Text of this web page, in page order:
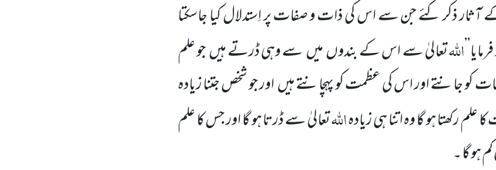
آثار ذکر کئے جن سے اسکی ذات و صفات پر اِستدلال کیا جاسکتا
اللہتعالیٰ سے اس کے بندوںمیںسے وہی ڈرتےہیںجو علم
کو جانتے اور اس کی عظمت کو پہچانتے ہیںاورجو شخص جتنا زیادہ
رکھتا ہو گا وہ اتنا ہی زیادہاللہتعالیٰ سے ڈرتا ہو گا اور جس کا علم
ہو گا ۔